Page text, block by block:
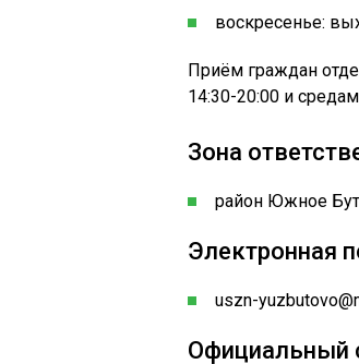
воскресенье:
Приём граждан
14:30-20:00 и
Зона
район Южное
Электронная
uszn-
Официальный